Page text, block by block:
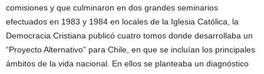
comisiones y que culminaron en dos grandes seminarios
efectuados en 1983 y 1984 en locales de la Iglesia Católica, la
Democracia Cristiana publicó cuatro tomos donde desarrollaba un
“Proyecto Alternativo” para Chile, en que se incluían los principales
ámbitos de la vida nacional. En ellos se planteaba un diagnóstico